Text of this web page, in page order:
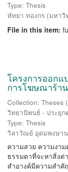
Type: Thesis
หัทยา ทองกร (มหาวิ
File in this item:
โครงการออก
การโฆษณาร้า
Collection: Theses
วิทยานิพนธ์ - ประยุ
Type: Thesis
วิลาวัณย์ อุดมพงษา
ความสวย ความงา
ธรรมดาที่จะหาสิ่งต่
สำอางค์มีความสำคั